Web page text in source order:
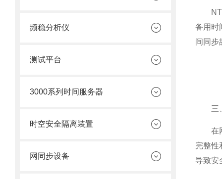
频稳分析仪
测试平台
3000系列时间服务器
时空安全隔离装置
网同步设备
NTP
备用时
间同步
三、
在网
完整性
导致安